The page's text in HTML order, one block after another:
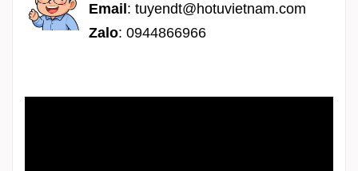
Email : tuyendt@hotuvietnam.com
Zalo: 0944866966